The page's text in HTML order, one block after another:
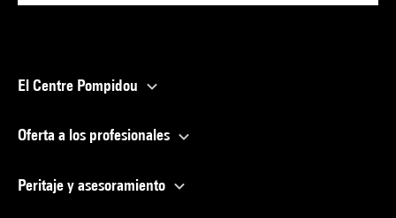
El Centre Pompidou
Oferta a los profesionales
Peritaje y asesoramiento